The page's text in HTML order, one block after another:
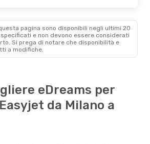
pagina sono disponibili negli ultimi 20
e non devono essere considerati
Si prega di notare che disponibilità e
a modifiche.
eDreams per
da Milano a